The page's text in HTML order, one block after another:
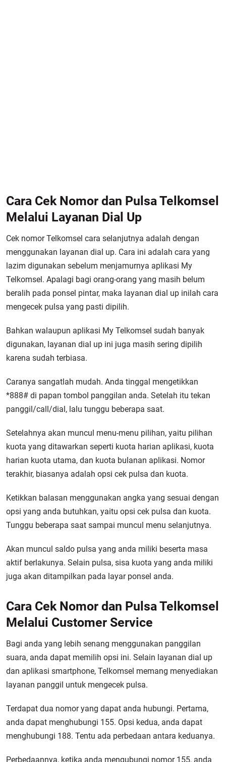
Cara Cek Nomor dan Pulsa Telkomsel
Melalui Layanan Dial Up
Cek nomor Telkomsel cara selanjutnya adalah dengan
menggunakan layanan dial up. Cara ini adalah cara yang
lazim digunakan sebelum menjamurnya aplikasi My
Telkomsel. Apalagi bagi orang-orang yang masih belum
beralih pada ponsel pintar, maka layanan dial up inilah cara
mengecek pulsa yang pasti dipilih.
Bahkan walaupun aplikasi My Telkomsel sudah banyak
digunakan, layanan dial up ini juga masih sering dipilih
karena sudah terbiasa.
Caranya sangatlah mudah. Anda tinggal mengetikkan
*888# di papan tombol panggilan anda. Setelah itu tekan
panggil/call/dial, lalu tunggu beberapa saat.
Setelahnya akan muncul menu-menu pilihan, yaitu pilihan
kuota yang ditawarkan seperti kuota harian aplikasi, kuota
harian kuota utama, dan kuota bulanan aplikasi. Nomor
terakhir, biasanya adalah opsi cek pulsa dan kuota.
Ketikkan balasan menggunakan angka yang sesuai dengan
opsi yang anda butuhkan, yaitu opsi cek pulsa dan kuota.
Tunggu beberapa saat sampai muncul menu selanjutnya.
Akan muncul saldo pulsa yang anda miliki beserta masa
aktif berlakunya. Selain pulsa, sisa kuota yang anda miliki
juga akan ditampilkan pada layar ponsel anda.
Cara Cek Nomor dan Pulsa Telkomsel
Melalui Customer Service
Bagi anda yang lebih senang menggunakan panggilan
suara, anda dapat memilih opsi ini. Selain layanan dial up
dan aplikasi smartphone, Telkomsel memang menyediakan
layanan panggil untuk mengecek pulsa.
Terdapat dua nomor yang dapat anda hubungi. Pertama,
anda dapat menghubungi 155. Opsi kedua, anda dapat
menghubungi 188. Tentu ada perbedaan antara keduanya.
Perbedaannya, ketika anda mengubungi nomor 155, anda